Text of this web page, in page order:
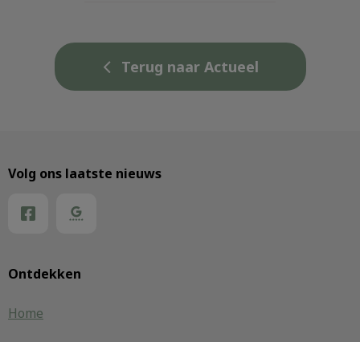
Terug naar Actueel
Ontdekken
Home
Volg ons laatste nieuws